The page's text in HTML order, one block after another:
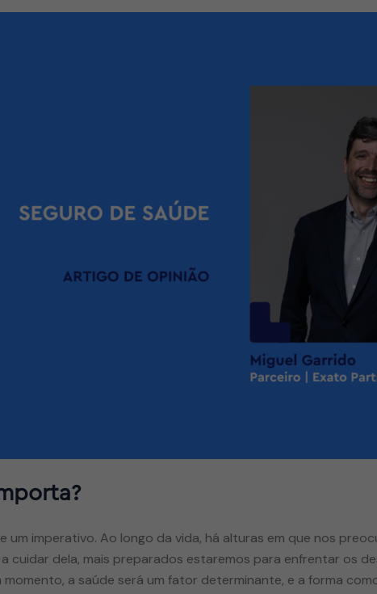
imperativo. Ao longo da vida, há alturas em que nos
cuidar dela, mais preparados estaremos para enfrentar os
momento, a saúde será um fator determinante, e a forma